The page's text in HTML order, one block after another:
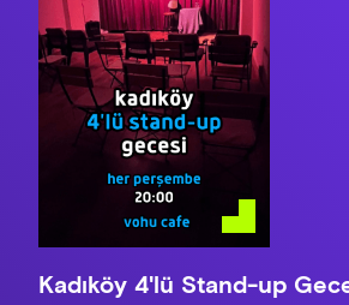
Kadıköy 4'lü Stand-up